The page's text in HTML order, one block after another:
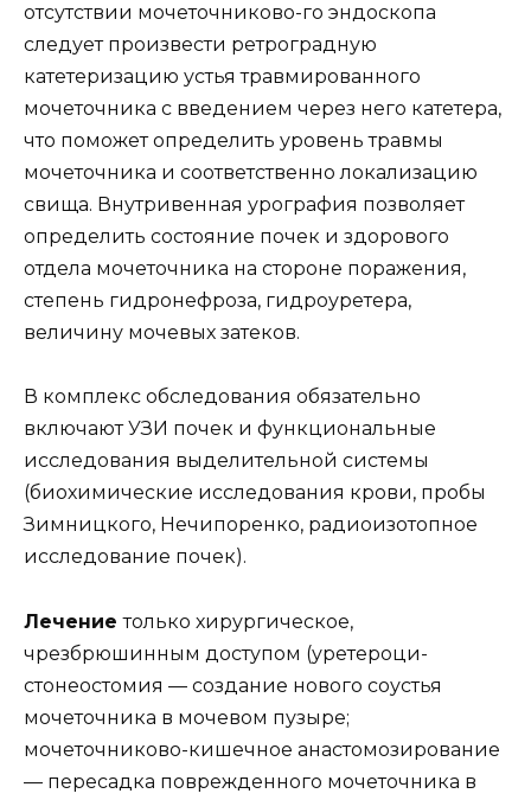
отсутствии мочеточниково-го эндоскопа
следует произвести ретроградную
катетеризацию устья травмированного
мочеточника с введением через него катетера,
что поможет определить уровень травмы
мочеточника и соответственно локализацию
свища. Внутривенная урография позволяет
определить состояние почек и здорового
отдела мочеточника на стороне поражения,
степень гидронефроза, гидроуретера,
величину мочевых затеков.
В комплекс обследования обязательно
включают УЗИ почек и функциональные
исследования выделительной системы
(биохимические исследования крови, пробы
Зимницкого, Нечипоренко, радиоизотопное
исследование почек).
Лечениетолько хирургическое,
чрезбрюшинным доступом (уретероци-
стонеостомия — создание нового соустья
мочеточника в мочевом пузыре;
мочеточниково-кишечное анастомозирование
— пересадка поврежденного мочеточника в